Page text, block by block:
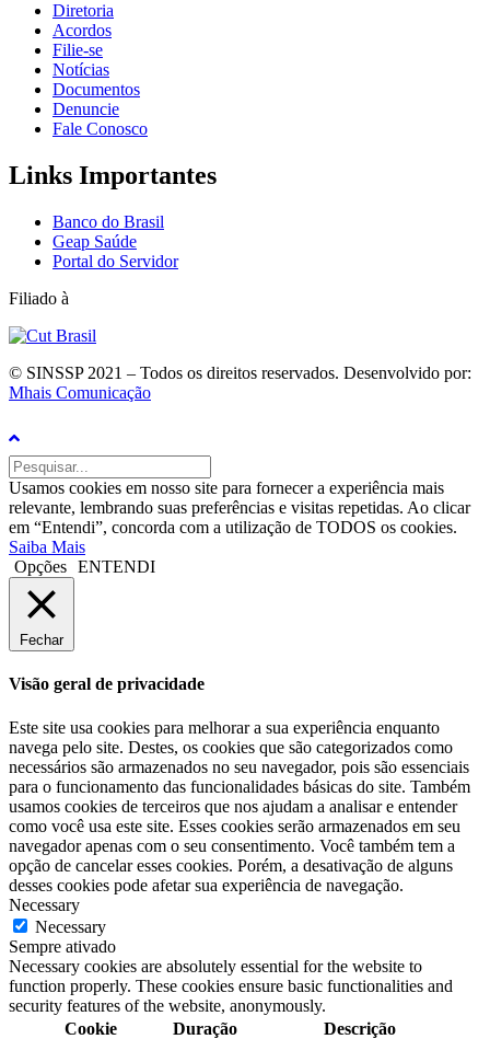
Diretoria
Acordos
Filie-se
Notícias
Documentos
Denuncie
Fale Conosco
Links Importantes
Banco do Brasil
Geap Saúde
Portal do Servidor
Filiado à
© SINSSP 2021 – Todos os direitos reservados. Desenvolvido por:
Mhais Comunicação
Usamos cookies em nosso site para fornecer a experiência mais
relevante, lembrando suas preferências e visitas repetidas. Ao clicar
em “Entendi”, concorda com a utilização de TODOS os cookies.
Saiba Mais
Opções ENTENDI
Fechar
Visão geral de privacidade
Este site usa cookies para melhorar a sua experiência enquanto
navega pelo site. Destes, os cookies que são categorizados como
necessários são armazenados no seu navegador, pois são essenciais
para o funcionamento das funcionalidades básicas do site. Também
usamos cookies de terceiros que nos ajudam a analisar e entender
como você usa este site. Esses cookies serão armazenados em seu
navegador apenas com o seu consentimento. Você também tem a
opção de cancelar esses cookies. Porém, a desativação de alguns
desses cookies pode afetar sua experiência de navegação.
Necessary
Necessary
Sempre ativado
Necessary cookies are absolutely essential for the website to
function properly. These cookies ensure basic functionalities and
security features of the website, anonymously.
Cookie
Duração Descrição